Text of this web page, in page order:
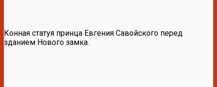
Конная статуя принца Евгения Савойского перед
зданием Нового замка.